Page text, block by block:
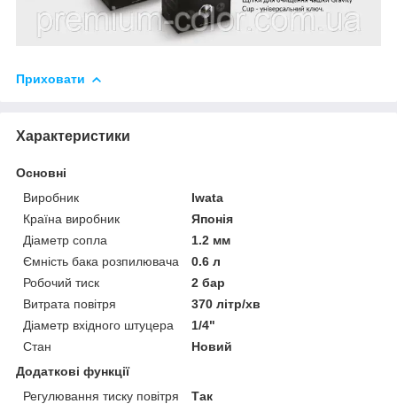
Приховати
Характеристики
Основні
Виробник
Iwata
Країна виробник
Японія
Діаметр сопла
1.2 мм
Ємність бака розпилювача
0.6 л
Робочий тиск
2 бар
Витрата повітря
370 літр/хв
Діаметр вхідного штуцера
1/4"
Стан
Новий
Додаткові функції
Регулювання тиску повітря
Так